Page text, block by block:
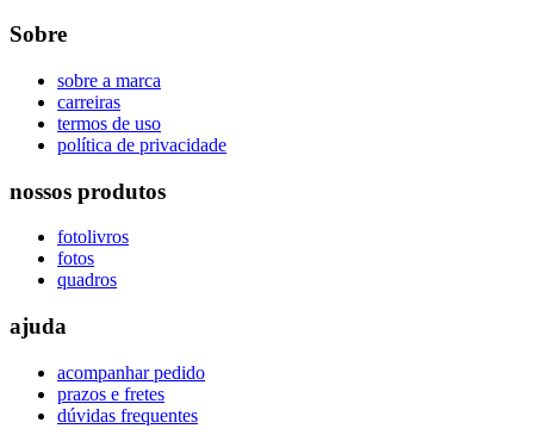
Sobre
sobre a marca
carreiras
termos de uso
política de privacidade
nossos produtos
fotolivros
fotos
quadros
ajuda
acompanhar pedido
prazos e fretes
dúvidas frequentes